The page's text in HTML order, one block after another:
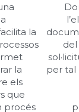
la
la
els
que
procés
del
per tal